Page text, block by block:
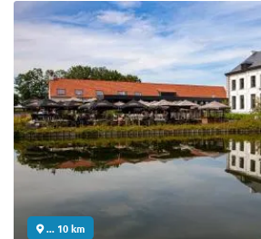
... 10 km